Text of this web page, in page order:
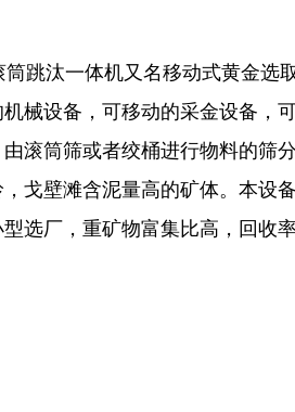
筒跳汰一体机又名移动式黄金选
机械设备，可移动的采金设备，
由滚筒筛或者绞桶进行物料的筛
，戈壁滩含泥量高的矿体。本设
型选厂，重矿物富集比高，回收